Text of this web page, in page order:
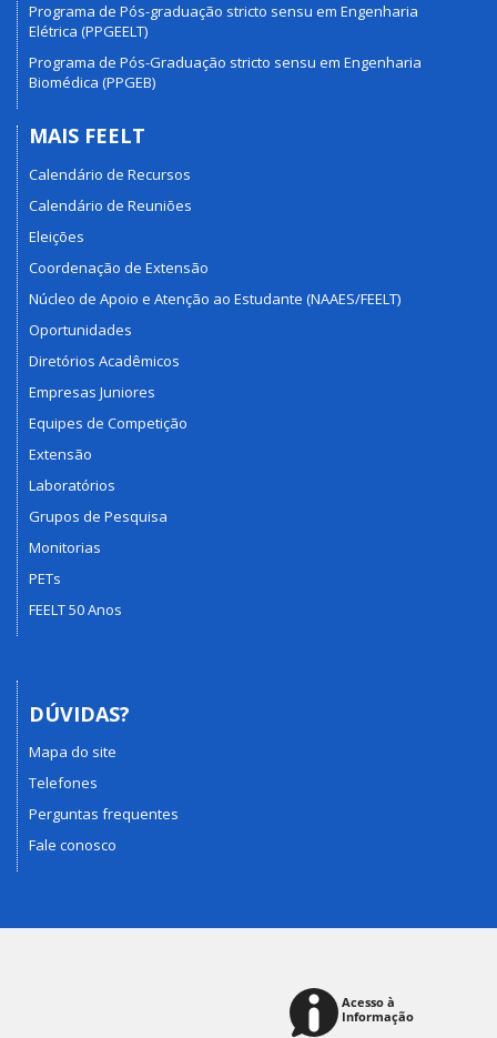
Programa de Pós-graduação stricto sensu em Engenharia
Elétrica (PPGEELT)
Programa de Pós-Graduação stricto sensu em Engenharia
Biomédica (PPGEB)
MAIS FEELT
Calendário de Recursos
Calendário de Reuniões
Eleições
Coordenação de Extensão
Núcleo de Apoio e Atenção ao Estudante (NAAES/FEELT)
Oportunidades
Diretórios Acadêmicos
Empresas Juniores
Equipes de Competição
Extensão
Laboratórios
Grupos de Pesquisa
Monitorias
PETs
FEELT 50 Anos
DÚVIDAS?
Mapa do site
Telefones
Perguntas frequentes
Fale conosco